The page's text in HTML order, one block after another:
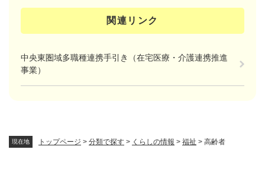
現在地 トップページ > 分類で探す > くらしの情報 > 福祉 > 高齢者
関連リンク
中央東圏域多職種連携手引き（在宅医療・介護連携推進
事業）